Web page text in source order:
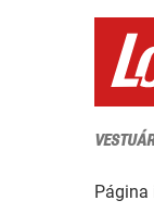
Página